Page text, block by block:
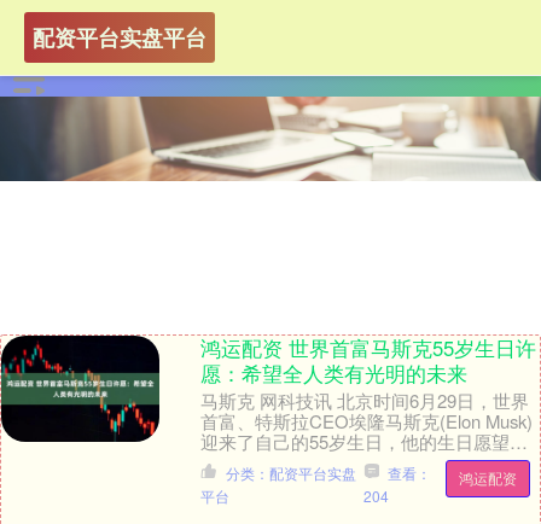
配资平台实盘平台
鸿运配资 世界首富马斯克55岁生日许
愿：希望全人类有光明的未来
马斯克 网科技讯 北京时间6月29日，世界
首富、特斯拉CEO埃隆马斯克(Elon Musk)
迎来了自己的55岁生日，他的生日愿望是
人类有光明的未来。 资料显示，....
鸿运配资
分类：配资平台实盘
平台
查看：
204